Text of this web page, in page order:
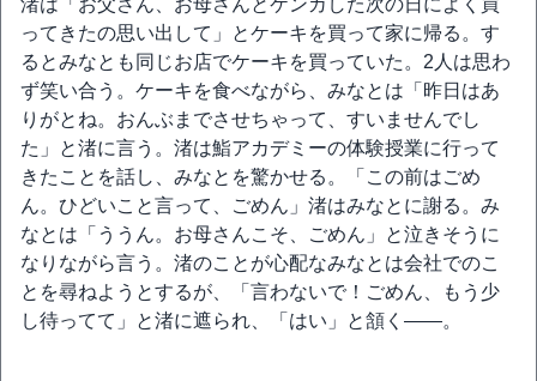
渚は「お父さん、お母さんとケンカした次の日によく買
ってきたの思い出して」とケーキを買って家に帰る。す
るとみなとも同じお店でケーキを買っていた。2人は思わ
ず笑い合う。ケーキを食べながら、みなとは「昨日はあ
りがとね。おんぶまでさせちゃって、すいませんでし
た」と渚に言う。渚は鮨アカデミーの体験授業に行って
きたことを話し、みなとを驚かせる。「この前はごめ
ん。ひどいこと言って、ごめん」渚はみなとに謝る。み
なとは「ううん。お母さんこそ、ごめん」と泣きそうに
なりながら言う。渚のことが心配なみなとは会社でのこ
とを尋ねようとするが、「言わないで！ごめん、もう少
し待ってて」と渚に遮られ、「はい」と頷く――。